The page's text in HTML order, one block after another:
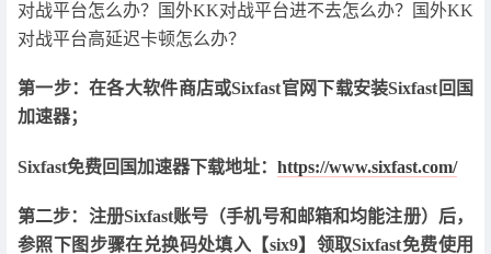
对战平台怎么办？国外KK对战平台进不去怎么办？国外KK
对战平台高延迟卡顿怎么办？
第一步：在各大软件商店或Sixfast官网下载安装Sixfast回国
加速器；
Sixfast免费回国加速器下载地址： https://www.sixfast.com/
第二步：注册Sixfast账号（手机号和邮箱和均能注册）后，
参照下图步骤在兑换码处填入【six9】领取Sixfast免费使用